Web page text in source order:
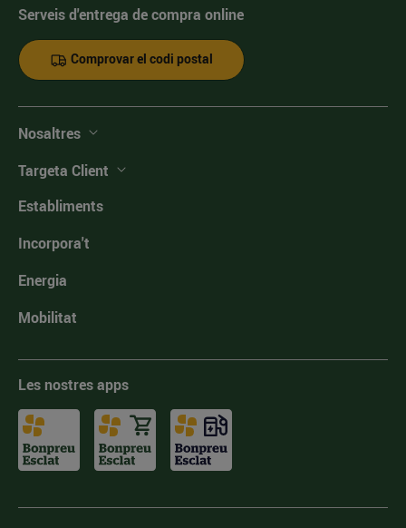
Serveis d'entrega de compra online
Comprovar el codi postal
Nosaltres
Targeta Client
Establiments
Incorpora't
Energia
Mobilitat
Les nostres apps